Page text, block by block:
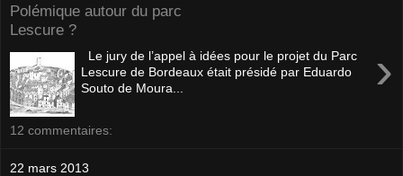
Polémique autour du parc
Lescure ?
›
Le jury de l’appel à idées pour le projet du Parc
Lescure de Bordeaux était présidé par Eduardo
Souto de Moura...
12 commentaires:
22 mars 2013